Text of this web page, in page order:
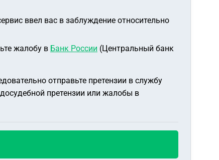
ввел вас в заблуждение относительно
жалобу в Банк России (Центральный банк
отправьте претензии в службу
претензии или жалобы в